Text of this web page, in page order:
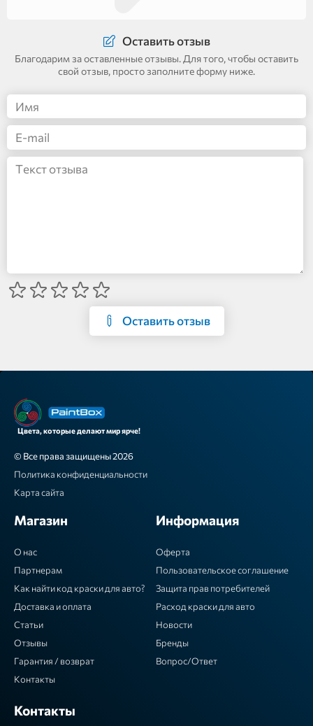
Оставить отзыв
Благодарим за оставленные отзывы. Для того, чтобы оставить
свой отзыв, просто заполните форму ниже.
Оставить отзыв
Цвета, которые делают мир ярче!
© Все права защищены 2026
Политика конфиденциальности
Карта сайта
Магазин
О нас
Партнерам
Как найти код краски для авто?
Доставка и оплата
Статьи
Отзывы
Гарантия / возврат
Контакты
Информация
Оферта
Пользовательское соглашение
Защита прав потребителей
Расход краски для авто
Новости
Бренды
Вопрос/Ответ
Контакты